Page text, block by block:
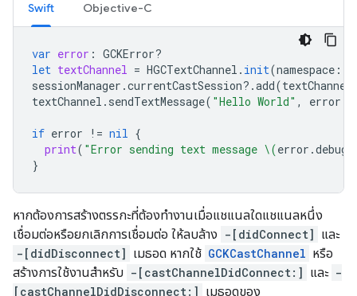
Swift Objective-C
var error : GCKError?
let textChannel = HGCTextChannel . init(namespace :
sessionManager .currentCastSession?.add(textChannel
textChannel . sendTextMessage( "Hello World" , error
if error != nil {
print( "Error sending text message \(error .
}
หากต้องการสร้างตรรกะที่ต้องทำงานเมื่อแชแนลใดแชแนลหนึ่ง
เชื่อมต่อหรือยกเลิกการเชื่อมต่อ ให้ลบล้าง -[didConnect] และ
-[didDisconnect] เมธอด หากใช้ GCKCastChannel หรือ
สร้างการใช้งานสำหรับ -[castChannelDidConnect:] และ -
[castChannelDidDisconnect:] เมธอดของ